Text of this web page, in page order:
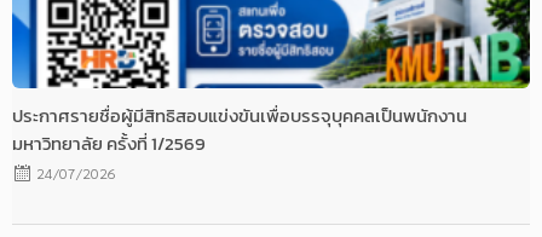
ประกาศรายชื่อผู้มีสิทธิสอบแข่งขันเพื่อบรรจุบุคคลเป็นพนักงาน
มหาวิทยาลัย ครั้งที่ 1/2569
24/07/2026